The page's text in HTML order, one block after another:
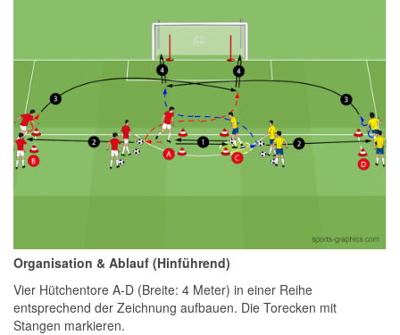
Organisation & Ablauf (Hinführend)
Vier Hütchentore A-D (Breite: 4 Meter) in einer Reihe
entsprechend der Zeichnung aufbauen. Die Torecken mit
Stangen markieren.